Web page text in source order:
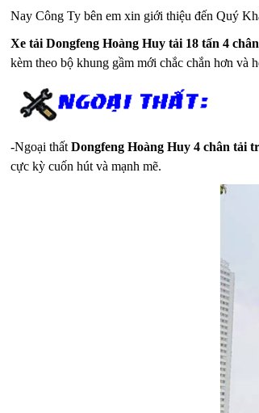
Nay Công Ty bên em xin giới thiệu đến Quý
Xe tải Dongfeng Hoàng Huy tải 18 tấn 4
kèm theo bộ khung gầm mới chắc chắn hơn và
-Ngoại thấtDongfeng Hoàng Huy 4 chân tải
cực kỳ cuốn hút và mạnh mẽ.